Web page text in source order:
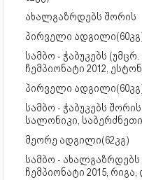
ახალგაზრდებს შორის
პირველი
სამბო - ჭაბუკებს
ჩემპიონატი 2012,
პირველი
სამბო - ჭაბუკებს
სალონიკი, საბერძნეთი
მეორე ადგილი(62კგ)
სამბო -
ჩემპიონატი 2015,